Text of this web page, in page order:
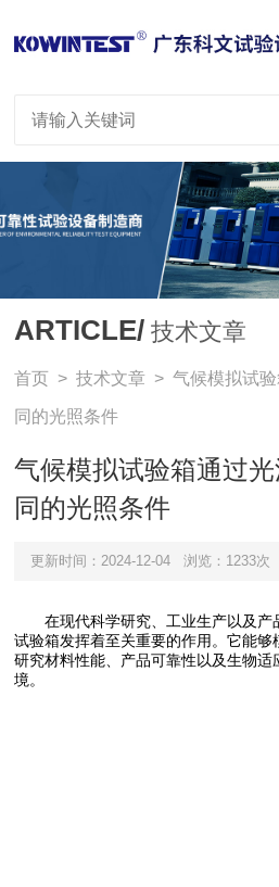
ARTICLE/ 技术文章
首页 >技术文章 > 气候模拟试
同的光照条件
气候模拟试验箱通过
同的光照条件
更新时间：2024-12-04 浏览：1233次
在现代科学研究、工业生产以及产
试验箱发挥着至关重要的作用。它能
研究材料性能、产品可靠性以及生物
境。